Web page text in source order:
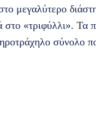
μεγαλύτερο
στο «τριφύλλι».
σύνολο